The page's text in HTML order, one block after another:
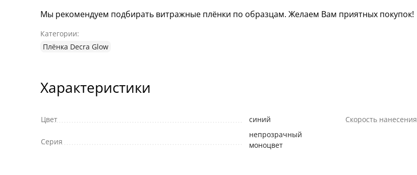
Мы рекомендуем подбирать витражные плёнки по образцам. Желаем Вам приятных покупок!
Категории:
Плёнка Decra Glow
Характеристики
Цвет синий
Серия
непрозрачный
моноцвет
Скорость нанесения